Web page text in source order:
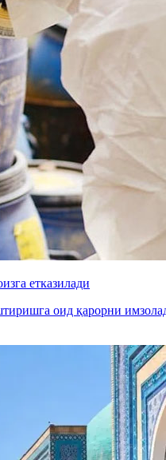
етказилади
оид қарорни